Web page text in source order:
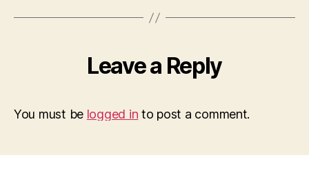
Leave a Reply
You must be logged in to post a comment.